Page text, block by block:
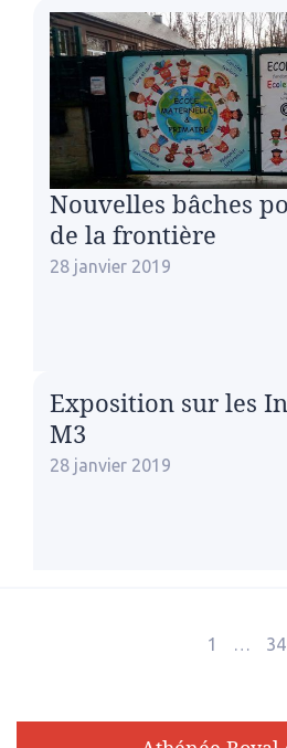
Nouvelles bâches
de la frontière
28 janvier 2019
Exposition sur les
M3
28 janvier 2019
PagePage
1 … 34